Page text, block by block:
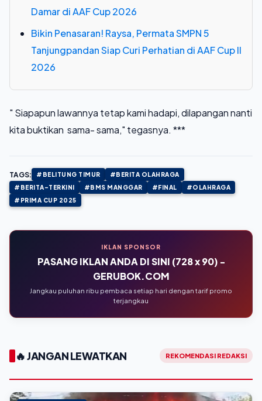
Damar di AAF Cup 2026
Bikin Penasaran! Raysa, Permata SMPN 5
Tanjungpandan Siap Curi Perhatian di AAF Cup II
2026
" Siapapun lawannya tetap kami hadapi, dilapangan nanti
kita buktikan sama- sama," tegasnya. ***
TAGS: #BELITUNG TIMUR
#BERITA OLAHRAGA
#BERITA-TERKINI
#BMS MANGGAR #FINAL
#OLAHRAGA
#PRIMA CUP 2025
IKLAN SPONSOR
PASANG IKLAN ANDA DI SINI (728 x 90) -
GERUBOK.COM
Jangkau puluhan ribu pembaca setiap hari dengan tarif promo
terjangkau
🔥 JANGAN LEWATKAN REKOMENDASI REDAKSI